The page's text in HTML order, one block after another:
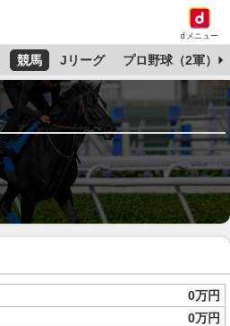
dメニュー
競馬 Jリーグ プロ野球（2軍）
0万円
0万円